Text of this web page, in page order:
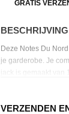
GRATIS
BESCHRIJVING
Deze Notes Du
je garderobe. Je
jack is gemaakt van
VERZENDEN